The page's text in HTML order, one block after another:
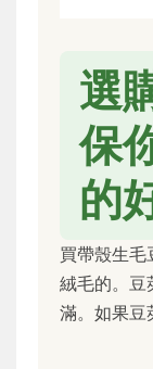
選
保
的
買帶殼生毛
絨毛的。豆
滿。如果豆